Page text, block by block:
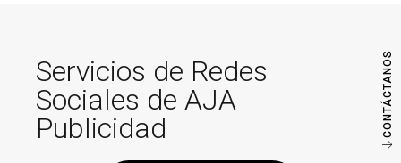
CONTÁCTANOS
Servicios de Redes
Sociales de AJA
Publicidad